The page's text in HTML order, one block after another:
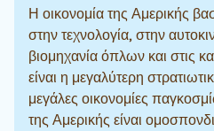
Η οικονομία της Αμερικής
στην τεχνολογία, στην
βιομηχανία όπλων και στις
είναι η μεγαλύτερη
μεγάλες οικονομίες
της Αμερικής είναι